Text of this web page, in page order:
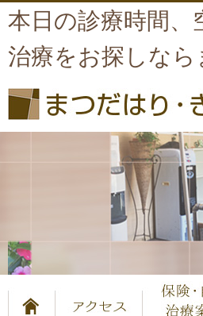
本日の診療時間、
治療をお探しな